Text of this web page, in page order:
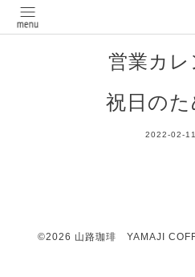
営業カレ
祝日の
2022-02-
©2026 山路珈琲 YAMAJI